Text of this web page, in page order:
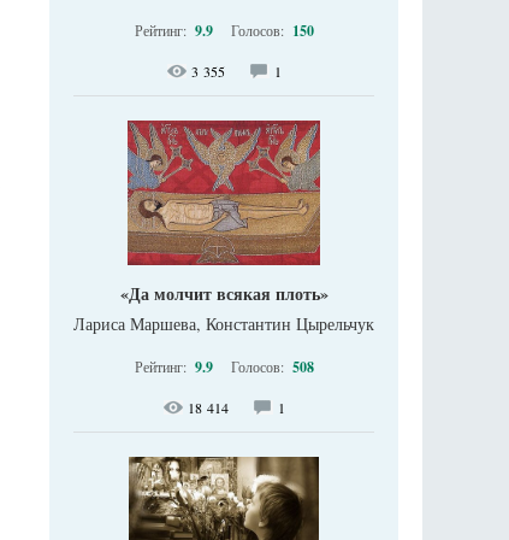
Рейтинг: 9.9 Голосов: 150
3 355 1
«Да молчит всякая плоть»
Лариса Маршева, Константин Цырельчук
Рейтинг: 9.9 Голосов: 508
18 414 1